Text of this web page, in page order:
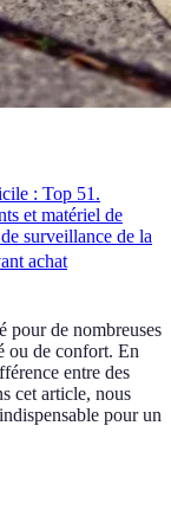
: Top 51.
et matériel de
surveillance de la
achat
pour de nombreuses
ou de confort. En
entre des
cet article, nous
indispensable pour un